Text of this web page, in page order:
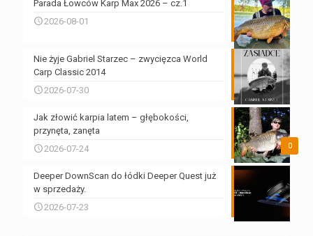
Parada Łowców Karp Max 2026 – cz.1
2026-08-01
Nie żyje Gabriel Starzec – zwycięzca World
Carp Classic 2014
2026-07-30
0
Jak złowić karpia latem – głębokości,
przynęta, zanęta
2026-07-24
Deeper DownScan do łódki Deeper Quest już
w sprzedaży.
2026-07-23